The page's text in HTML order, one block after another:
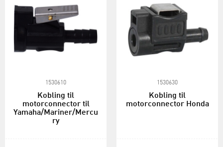
1530610
Kobling til
motorconnector til
Yamaha/Mariner/Mercu
ry
1530630
Kobling til
motorconnector Honda